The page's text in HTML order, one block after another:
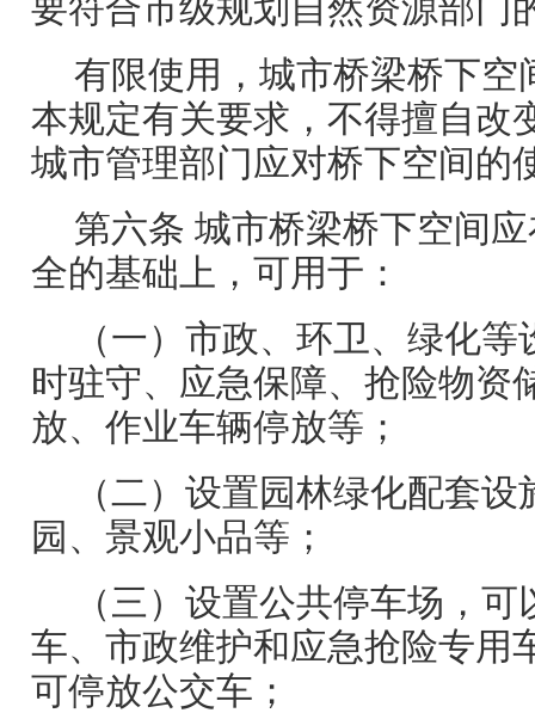
要符合市级规划自然资源部门
有限使用，城市桥梁桥下空
本规定有关要求，不得擅自改
城市管理部门应对桥下空间的
第六条 城市桥梁桥下空间
全的基础上，可用于：
（一）市政、环卫、绿化
时驻守、应急保障、抢险物资
放、作业车辆停放等；
（二）设置园林绿化配套
园、景观小品等；
（三）设置公共停车场，
车、市政维护和应急抢险专用
可停放公交车；